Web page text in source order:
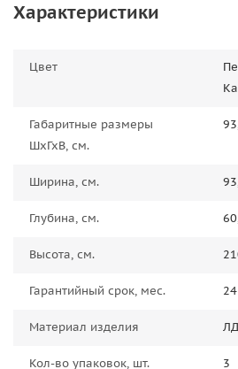
Характеристики
Цвет
Габаритные размеры
ШхГхВ, см.
Ширина, см.
Глубина, см.
Высота, см.
Гарантийный срок, мес. 24
Материал изделия
Кол-во упаковок, шт. 3